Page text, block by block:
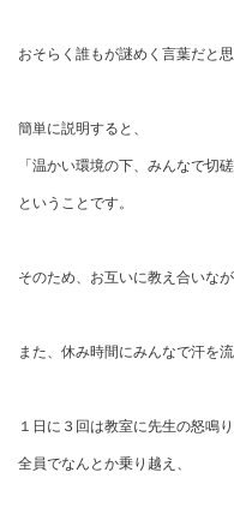
おそらく誰もが謎めく言葉だと思
簡単に説明すると、
「温かい環境の下、みんなで切
ということです。
そのため、お互いに教え合いな
また、休み時間にみんなで汗を
１日に３回は教室に先生の怒鳴
全員でなんとか乗り越え、